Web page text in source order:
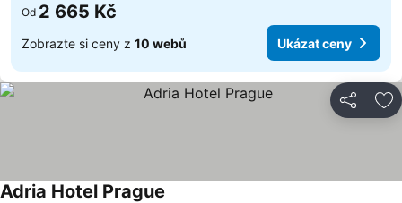
Od 2 665 Kč
Zobrazte si ceny z 10 webů Ukázat ceny
Sdílet
Adria Hotel Prague